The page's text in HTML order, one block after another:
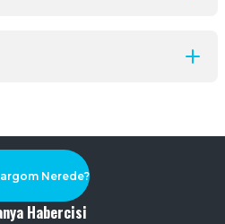
Habercisi
Nerede?